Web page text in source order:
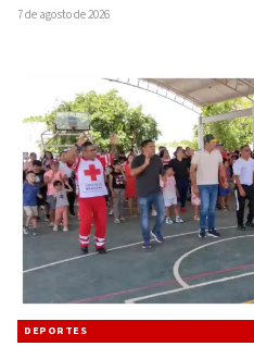
7 de agosto de 2026
DEPORTES